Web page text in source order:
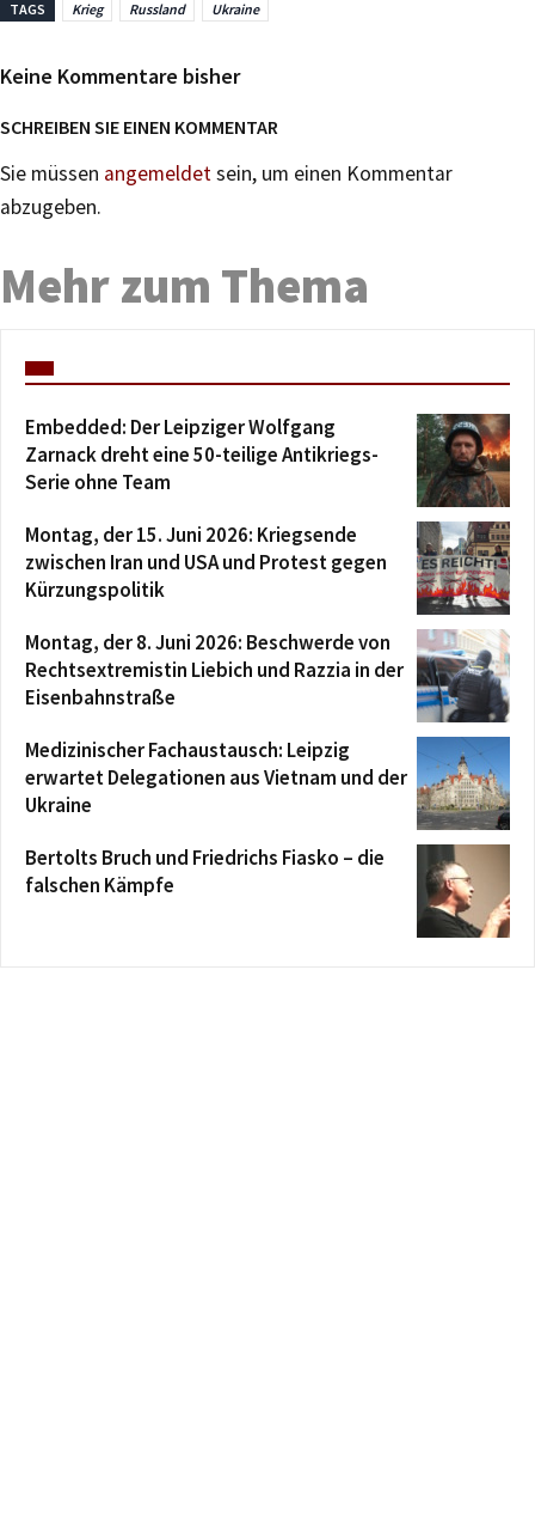
TAGS Krieg Russland Ukraine
Keine Kommentare bisher
SCHREIBEN SIE EINEN KOMMENTAR
Sie müssen angemeldetsein, um einen Kommentar
abzugeben.
Mehr zum Thema
Embedded: Der Leipziger Wolfgang
Zarnack dreht eine 50-teilige Antikriegs-
Serie ohne Team
Montag, der 15. Juni 2026: Kriegsende
zwischen Iran und USA und Protest gegen
Kürzungspolitik
Montag, der 8. Juni 2026: Beschwerde von
Rechtsextremistin Liebich und Razzia in der
Eisenbahnstraße
Medizinischer Fachaustausch: Leipzig
erwartet Delegationen aus Vietnam und der
Ukraine
Bertolts Bruch und Friedrichs Fiasko – die
falschen Kämpfe